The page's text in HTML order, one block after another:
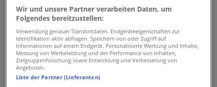
Wir und unsere Partner verarbeiten Daten, um
Folgendes bereitzustellen:
Verwendung genauer Standortdaten. Endgeräteeigenschaften zur
Identifikation aktiv abfragen. Speichern von oder Zugriff auf
Informationen auf einem Endgerät. Personalisierte Werbung und Inhalte,
Messung von Werbeleistung und der Performance von Inhalten,
Zielgruppenforschung sowie Entwicklung und Verbesserung von
Angeboten.
Liste der Partner (Lieferanten)